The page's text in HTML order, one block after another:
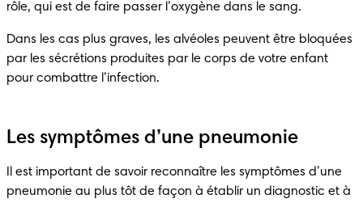
rôle, qui est de faire passer l’oxygène dans le sang.
Dans les cas plus graves, les alvéoles peuvent être bloquées
par les sécrétions produites par le corps de votre enfant
pour combattre l’infection.
Les symptômes d’une pneumonie
Il est important de savoir reconnaître les symptômes d’une
pneumonie au plus tôt de façon à établir un diagnostic et à